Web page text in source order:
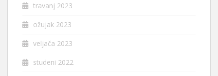
travanj 2023
ožujak 2023
veljača 2023
studeni 2022